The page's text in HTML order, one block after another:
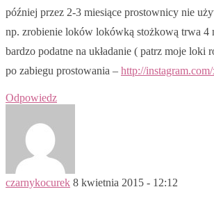
później przez 2-3 miesiące prostownicy nie
np. zrobienie loków lokówką stożkową trwa 4
bardzo podatne na układanie ( patrz moje loki
po zabiegu prostowania – http://
Odpowiedz
czarnykocurek 8 kwietnia 2015 - 12:12